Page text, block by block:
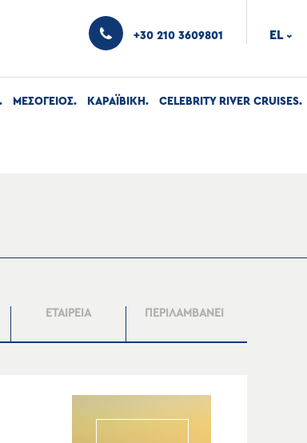
+30 210 3609801 EL ›
ΜΕΣΟΓΕΙΟΣ ΚΑΡΑΪΒΙΚΗ CELEBRITY RIVER CRUISES
ΕΤΑΙΡΕΙΑ ΠΕΡΙΛΑΜΒΑΝΕΙ